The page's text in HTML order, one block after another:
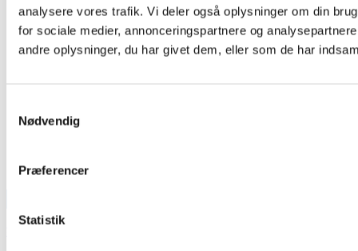
analysere vores trafik. Vi deler også oplysninger om din
for sociale medier, annonceringspartnere og
andre oplysninger, du har givet dem, eller som de har
Nødvendig
Præferencer
Statistik